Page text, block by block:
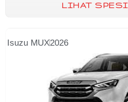
LIHAT
Isuzu MUX2026